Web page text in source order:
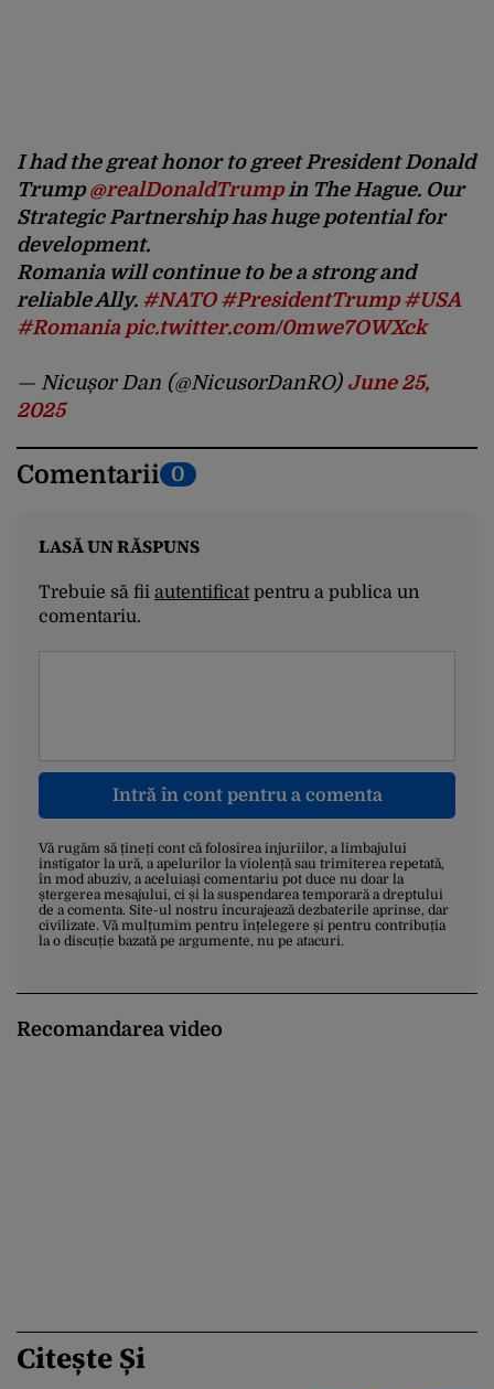
I had the great honor to greet President Donald
Trump@realDonaldTrumpin The Hague. Our
Strategic Partnership has huge potential for
development.
Romania will continue to be a strong and
reliable Ally. #NATO #PresidentTrump #USA
#Romania pic.twitter.com/0mwe7OWXck
— Nicușor Dan (@NicusorDanRO) June 25,
2025
Comentarii 0
LASĂ UN RĂSPUNS
Trebuie să fii autentificatpentru a publica un
comentariu.
Intră în cont pentru a comenta
Vă rugăm să țineți cont că folosirea injuriilor, a limbajului
instigator la ură, a apelurilor la violență sau trimiterea repetată,
în mod abuziv, a aceluiași comentariu pot duce nu doar la
ștergerea mesajului, ci și la suspendarea temporară a dreptului
de a comenta. Site-ul nostru încurajează dezbaterile aprinse, dar
civilizate. Vă mulțumim pentru înțelegere și pentru contribuția
la o discuție bazată pe argumente, nu pe atacuri.
Recomandarea video
Citește Și